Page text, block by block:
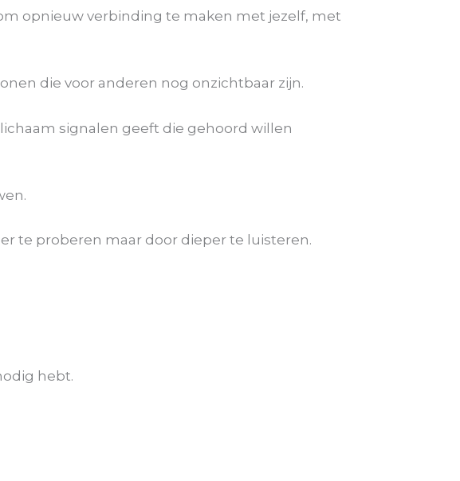
opnieuw verbinding te maken met jezelf, met
die voor anderen nog onzichtbaar zijn.
signalen geeft die gehoord willen
te proberen maar door dieper te luisteren.
hebt.